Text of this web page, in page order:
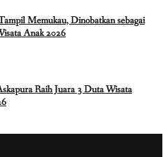
Memukau, Dinobatkan sebagai
Anak 2026
Raih Juara 3 Duta Wisata